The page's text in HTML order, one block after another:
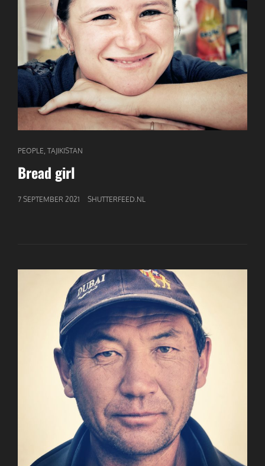
CAT
LINKS
PEOPLE TAJIKISTAN
Bread girl
GEPUBLICEERD
7 SEPTEMBER 2021 SHUTTERFEED.NL